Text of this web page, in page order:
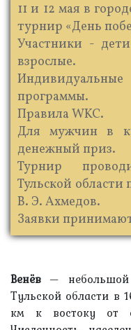
11 и 12 мая в
турнир «День
Участники -
взрослые.
программы.
Правила WKC.
Для мужчин в
денежный приз.
Турнир
Тульской области
В. Э. Ахмедов.
Заявки
Венёв — небольшой
Тульской области
км к востоку от